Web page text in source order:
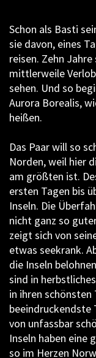
Schon als Basti
sie davon, eines
reisen. Zehn
mittlerweile
sehen. Und so
Aurora Borealis,
heißen.
Das Paar will so
Norden, weil hier
am größten ist.
ersten Tagen bis
Inseln. Die
nicht ganz so
zeigt sich von
etwas seekrank.
die Inseln
sind in
in ihren schönsten
beeindruckendste
von unfassbar
Inseln haben eine
so im Herzen